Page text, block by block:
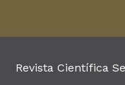
Revista Científica